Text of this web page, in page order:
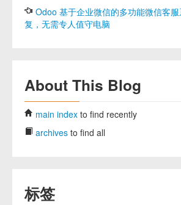
Odoo 基于企业微信的多功能微信客
复，无需专人值守电脑
About This Blog
main index to find recently
archives to find all
标签